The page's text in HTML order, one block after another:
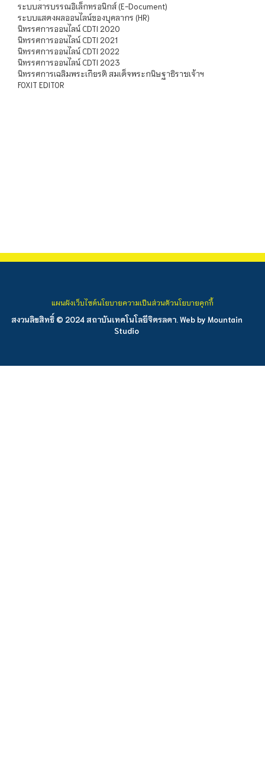
ระบบสารบรรณอิเล็กทรอนิกส์ (E-Document)
ระบบแสดงผลออนไลน์ของบุคลากร (HR)
นิทรรศการออนไลน์ CDTI 2020
นิทรรศการออนไลน์ CDTI 2021
นิทรรศการออนไลน์ CDTI 2022
นิทรรศการออนไลน์ CDTI 2023
นิทรรศการเฉลิมพระเกียรติ สมเด็จพระกนิษฐาธิราชเจ้าฯ
FOXIT EDITOR
สงวนลิขสิทธิ์ © 2024 สถาบันเทคโนโลยีจิตรลดา. Web by Mountain
Studio
แผนผังเว็บไซต์นโยบายความเป็นส่วนตัวนโยบายคุกกี้